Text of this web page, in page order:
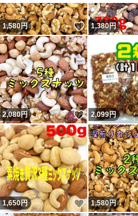
1,580円 いいね！
1,380円
2,080円 いいね！
2,099円
1,650円 いいね！
1,580円